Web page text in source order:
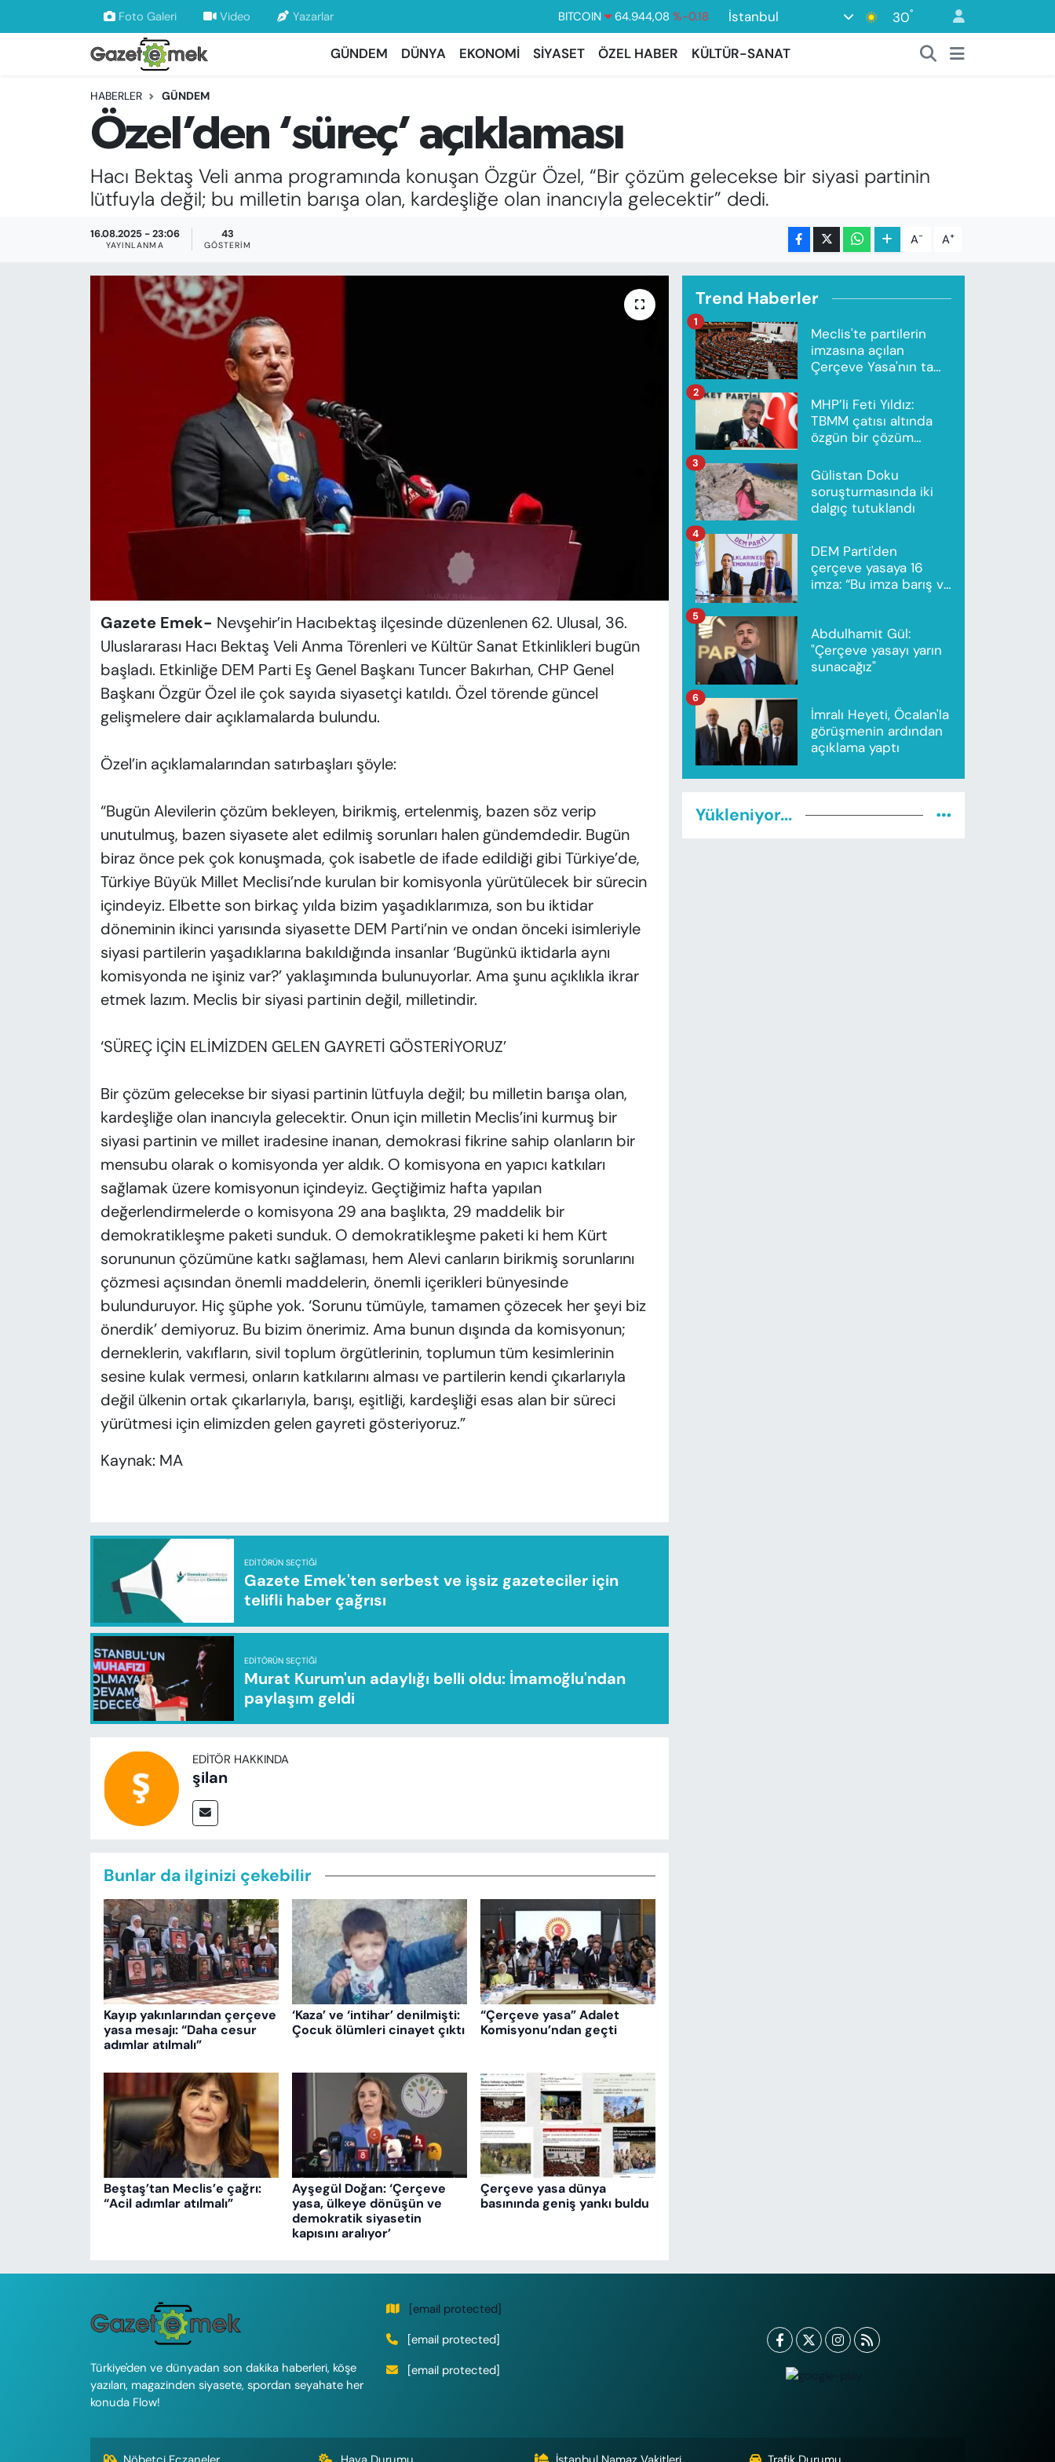
Foto Galeri Video Yazarlar
DOLAR
47,7436 %0.18
EURO
55,2510 %0.32
BİST100
İstanbul 30°
GÜNDEM DÜNYA EKONOMİ SİYASET ÖZEL HABER KÜLTÜR-SANAT
HABERLER GÜNDEM
Özel’den ‘süreç’ açıklaması
Hacı Bektaş Veli anma programında konuşan Özgür Özel, “Bir çözüm gelecekse bir siyasi partinin
lütfuyla değil; bu milletin barışa olan, kardeşliğe olan inancıyla gelecektir” dedi.
16.08.2025 - 23:06
YAYINLANMA
43
GÖSTERIM A- A+
Gazete Emek- Nevşehir’in Hacıbektaş ilçesinde düzenlenen 62. Ulusal, 36.
Uluslararası Hacı Bektaş Veli Anma Törenleri ve Kültür Sanat Etkinlikleri bugün
başladı. Etkinliğe DEM Parti Eş Genel Başkanı Tuncer Bakırhan, CHP Genel
Başkanı Özgür Özel ile çok sayıda siyasetçi katıldı. Özel törende güncel
gelişmelere dair açıklamalarda bulundu.
Özel’in açıklamalarından satırbaşları şöyle:
“Bugün Alevilerin çözüm bekleyen, birikmiş, ertelenmiş, bazen söz verip
unutulmuş, bazen siyasete alet edilmiş sorunları halen gündemdedir. Bugün
biraz önce pek çok konuşmada, çok isabetle de ifade edildiği gibi Türkiye’de,
Türkiye Büyük Millet Meclisi’nde kurulan bir komisyonla yürütülecek bir sürecin
içindeyiz. Elbette son birkaç yılda bizim yaşadıklarımıza, son bu iktidar
döneminin ikinci yarısında siyasette DEM Parti’nin ve ondan önceki isimleriyle
siyasi partilerin yaşadıklarına bakıldığında insanlar ‘Bugünkü iktidarla aynı
komisyonda ne işiniz var?’ yaklaşımında bulunuyorlar. Ama şunu açıklıkla ikrar
etmek lazım. Meclis bir siyasi partinin değil, milletindir.
‘SÜREÇ İÇİN ELİMİZDEN GELEN GAYRETİ GÖSTERİYORUZ’
Bir çözüm gelecekse bir siyasi partinin lütfuyla değil; bu milletin barışa olan,
kardeşliğe olan inancıyla gelecektir. Onun için milletin Meclis’ini kurmuş bir
siyasi partinin ve millet iradesine inanan, demokrasi fikrine sahip olanların bir
mensubu olarak o komisyonda yer aldık. O komisyona en yapıcı katkıları
sağlamak üzere komisyonun içindeyiz. Geçtiğimiz hafta yapılan
değerlendirmelerde o komisyona 29 ana başlıkta, 29 maddelik bir
demokratikleşme paketi sunduk. O demokratikleşme paketi ki hem Kürt
sorununun çözümüne katkı sağlaması, hem Alevi canların birikmiş sorunlarını
çözmesi açısından önemli maddelerin, önemli içerikleri bünyesinde
bulunduruyor. Hiç şüphe yok. ‘Sorunu tümüyle, tamamen çözecek her şeyi biz
önerdik’ demiyoruz. Bu bizim önerimiz. Ama bunun dışında da komisyonun;
derneklerin, vakıfların, sivil toplum örgütlerinin, toplumun tüm kesimlerinin
sesine kulak vermesi, onların katkılarını alması ve partilerin kendi çıkarlarıyla
değil ülkenin ortak çıkarlarıyla, barışı, eşitliği, kardeşliği esas alan bir süreci
yürütmesi için elimizden gelen gayreti gösteriyoruz.”
Kaynak: MA
EDITÖRÜN SEÇTIĞI
Gazete Emek'ten serbest ve işsiz gazeteciler için
telifli haber çağrısı
EDITÖRÜN SEÇTIĞI
Murat Kurum'un adaylığı belli oldu: İmamoğlu'ndan
paylaşım geldi
EDITÖR HAKKINDA
şilan
Bunlar da ilginizi çekebilir
Kayıp yakınlarından çerçeve
yasa mesajı: “Daha cesur
adımlar atılmalı”
‘Kaza’ ve ‘intihar’ denilmişti:
Çocuk ölümleri cinayet çıktı
“Çerçeve yasa” Adalet
Komisyonu’ndan geçti
Beştaş’tan Meclis’e çağrı:
“Acil adımlar atılmalı”
Ayşegül Doğan: ‘Çerçeve
yasa, ülkeye dönüşün ve
demokratik siyasetin
kapısını aralıyor’
Çerçeve yasa dünya
basınında geniş yankı buldu
Trend Haberler
Meclis'te partilerin
imzasına açılan
Çerçeve Yasa'nın tam
1
MHP’li Feti Yıldız:
TBMM çatısı altında
özgün bir çözüm
2
Gülistan Doku
soruşturmasında iki
dalgıç tutuklandı
3
DEM Parti'den
çerçeve yasaya 16
imza: “Bu imza barış ve
4
Abdulhamit Gül:
"Çerçeve yasayı yarın
sunacağız"
5
İmralı Heyeti, Öcalan'la
görüşmenin ardından
açıklama yaptı
6
Yükleniyor...
Türkiye'den ve dünyadan son dakika haberleri, köşe
yazıları, magazinden siyasete, spordan seyahate her
konuda Flow!
[email protected]
[email protected]
[email protected]
DÜNYA
EKONOMİ
EMEK HABERLERİ
YENİ MEDYADA EMEK GAZETECİLİĞİNİ
GELİŞTİRMEK
FAYDALI BİLGİLER
GÜNDEM
YAZAR KÖŞESİ
VAN VE DİYARBAKIR HABERLERİ
Nöbetçi Eczaneler
Hava Durumu
İstanbul Namaz Vakitleri
Trafik Durumu
Son Dakika Haberleri